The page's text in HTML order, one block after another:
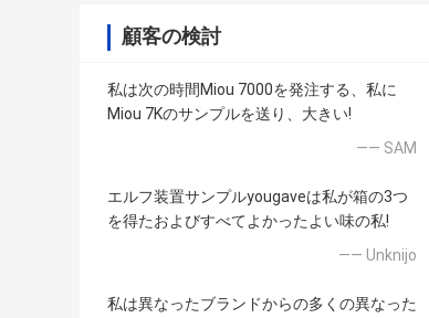
顧客の検討
私は次の時間Miou 7000を発注する、私に
Miou 7Kのサンプルを送り、大きい!
—— SAM
エルフ装置サンプルyougaveは私が箱の3つ
を得たおよびすべてよかったよい味の私!
—— Unknijo
私は異なったブランドからの多くの異なった